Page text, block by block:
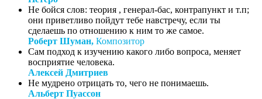
Не бойся слов: теория , генерал-бас, контрапункт и т.п;
они приветливо пойдут тебе навстречу, если ты
сделаешь по отношению к ним то же самое.
Роберт Шуман, Композитор
Сам подход к изучению какого либо вопроса, меняет
восприятие человека.
Алексей Дмитриев
Не мудрено отрицать то, чего не понимаешь.
Альберт Пуассон